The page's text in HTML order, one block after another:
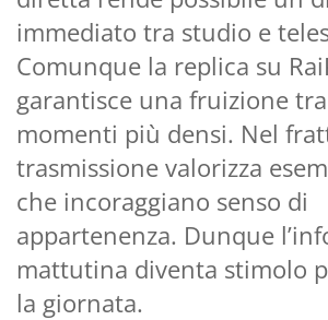
immediato tra studio e
Comunque la replica su
garantisce una fruizione
momenti più densi. Nel
trasmissione valorizza
che incoraggiano senso di
appartenenza. Dunque
mattutina diventa stimolo
la giornata.